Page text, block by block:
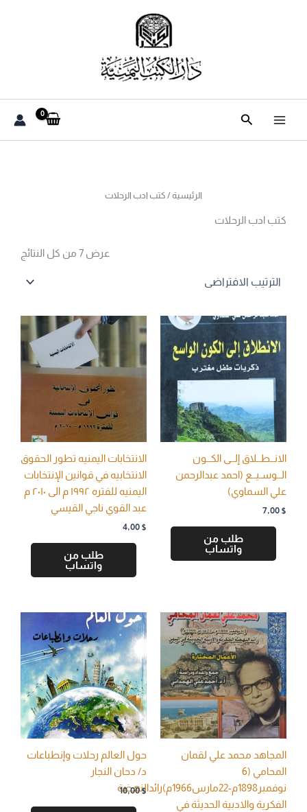
البحث
الرئيسية/ كتب ادب الرحلات
كتب ادب الرحلات
عرض ⁦7⁩ من كل النتائج
الانــطــلاق إلــى الكــون
الــوسـيــع (احمد عبدالرحمن
علي السماوي)
7,00 $
طلب من
واتساب
الانتخابات اليمنيه تطور الحقوق
الانتخابيه في قوانين الإنتخابات
اليمنيه للفتره ١٩٩٢ م الى ٢٠١٠ م
عبد القوي ناجي القيسي
4,00 $
طلب من
واتساب
المجاهد محمد علي لقمان
المحامي (6
نوفمبر1898م-22مارس1966م)رائدالنهضة
الفكرية والادبية الحديثة في
حول العالم رحلات وإنطباعات
د/ دحان النجار
10,00$